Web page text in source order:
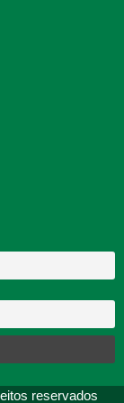
reservados